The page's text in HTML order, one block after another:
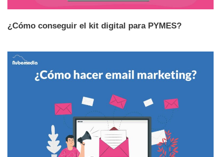
¿Cómo conseguir el kit digital para PYMES?